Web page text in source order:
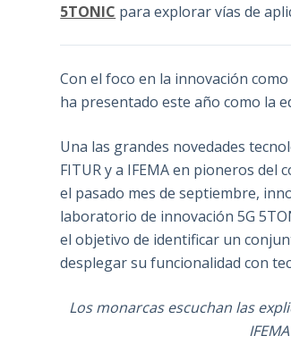
5TONIC para explorar vías de
Con el foco en la innovación
ha presentado este año como la
Una las grandes novedades
FITUR y a IFEMA en pioneros del
el pasado mes de septiembre,
laboratorio de innovación 5G
el objetivo de identificar un
desplegar su funcionalidad con
Los monarcas escuchan las